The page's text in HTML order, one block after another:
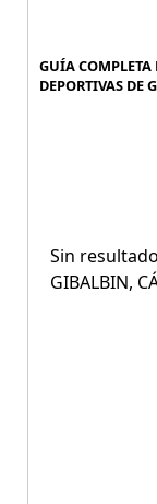
GUÍA COMPLETA
DEPORTIVAS DE
Sin
GIBALBIN,